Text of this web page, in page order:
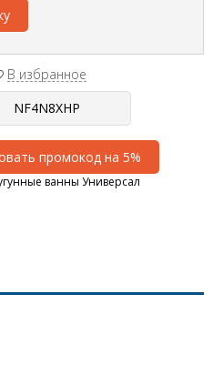
В избранное
промокод на 5%
ванны Универсал